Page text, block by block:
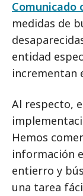
Comunicado
medidas de
entidad
incrementan
Al respecto,
Hemos
información
entierro y
una tarea